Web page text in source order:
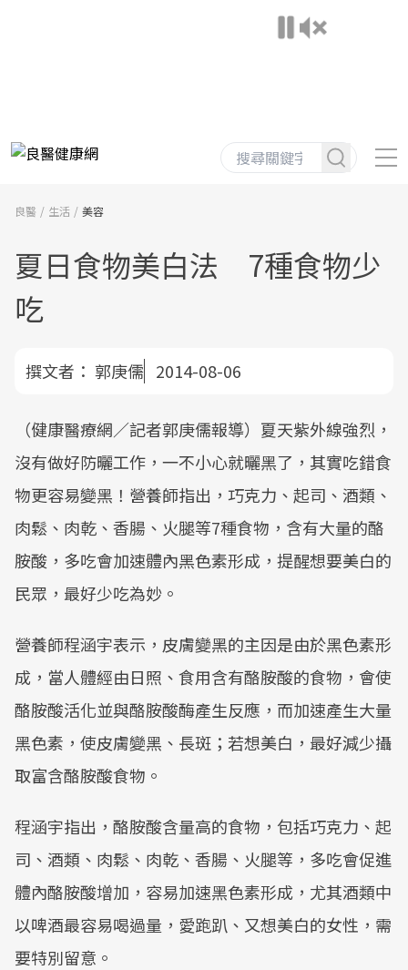
良醫 生活 美容
夏日食物美白法 7種食物少
吃
撰文者： 郭庚儒 2014-08-06
（健康醫療網／記者郭庚儒報導）夏天紫外線強烈，
沒有做好防曬工作，一不小心就曬黑了，其實吃錯食
物更容易變黑！營養師指出，巧克力、起司、酒類、
肉鬆、肉乾、香腸、火腿等7種食物，含有大量的酪
胺酸，多吃會加速體內黑色素形成，提醒想要美白的
民眾，最好少吃為妙。
營養師程涵宇表示，皮膚變黑的主因是由於黑色素形
成，當人體經由日照、食用含有酪胺酸的食物，會使
酪胺酸活化並與酪胺酸酶產生反應，而加速產生大量
黑色素，使皮膚變黑、長斑；若想美白，最好減少攝
取富含酪胺酸食物。
程涵宇指出，酪胺酸含量高的食物，包括巧克力、起
司、酒類、肉鬆、肉乾、香腸、火腿等，多吃會促進
體內酪胺酸增加，容易加速黑色素形成，尤其酒類中
以啤酒最容易喝過量，愛跑趴、又想美白的女性，需
要特別留意。